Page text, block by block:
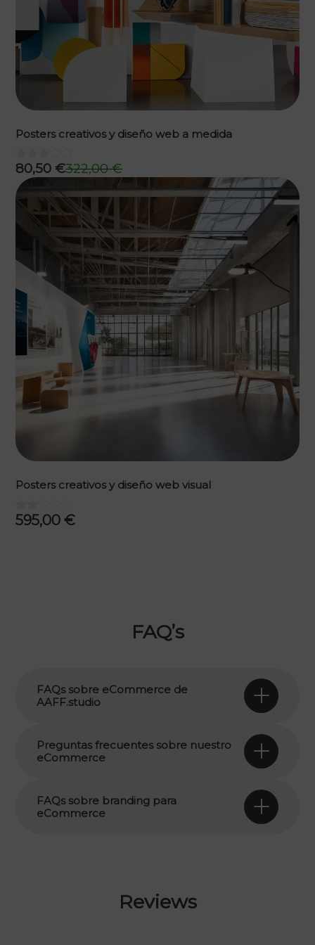
Posters creativos y diseño web a medida
322,00€
El
precio
original
80,50 €
El
precio
actual
Posters creativos y diseño web visual
595,00 €
FAQ’s
FAQs sobre eCommerce de
AAFF.studio
Preguntas frecuentes sobre nuestro
eCommerce
FAQs sobre branding para
eCommerce
Reviews